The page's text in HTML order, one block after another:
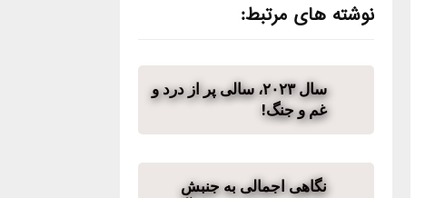
نوشته های مرتبط:
سال ۲۰۲۳، سالی پر از درد و
غم و جنگ!
نگاهی اجمالی به جنبش